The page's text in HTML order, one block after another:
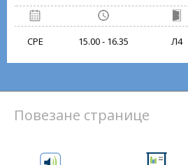
СРЕ 15.00 - 16.35 Л4
Повезане странице